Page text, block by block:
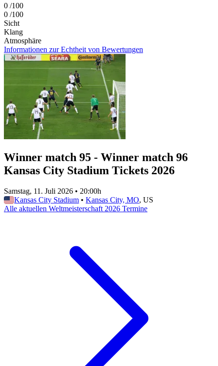
0 /100
0 /100
Sicht
Klang
Atmosphäre
Informationen zur Echtheit von Bewertungen
Winner match 95 - Winner match 96
Kansas City Stadium Tickets 2026
Samstag, 11. Juli 2026 • 20:00h
Kansas City Stadium • Kansas City, MO, US
Alle aktuellen Weltmeisterschaft 2026 Termine